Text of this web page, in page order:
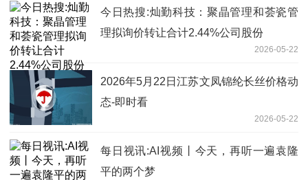
今日热搜:灿勤科技：聚晶管理和荟瓷管
理拟询价转让合计2.44%公司股份
2026-05-22
2026年5月22日江苏文凤锦纶长丝价格动
态-即时看
2026-05-22
每日视讯:AI视频丨今天，再听一遍袁隆
平的两个梦